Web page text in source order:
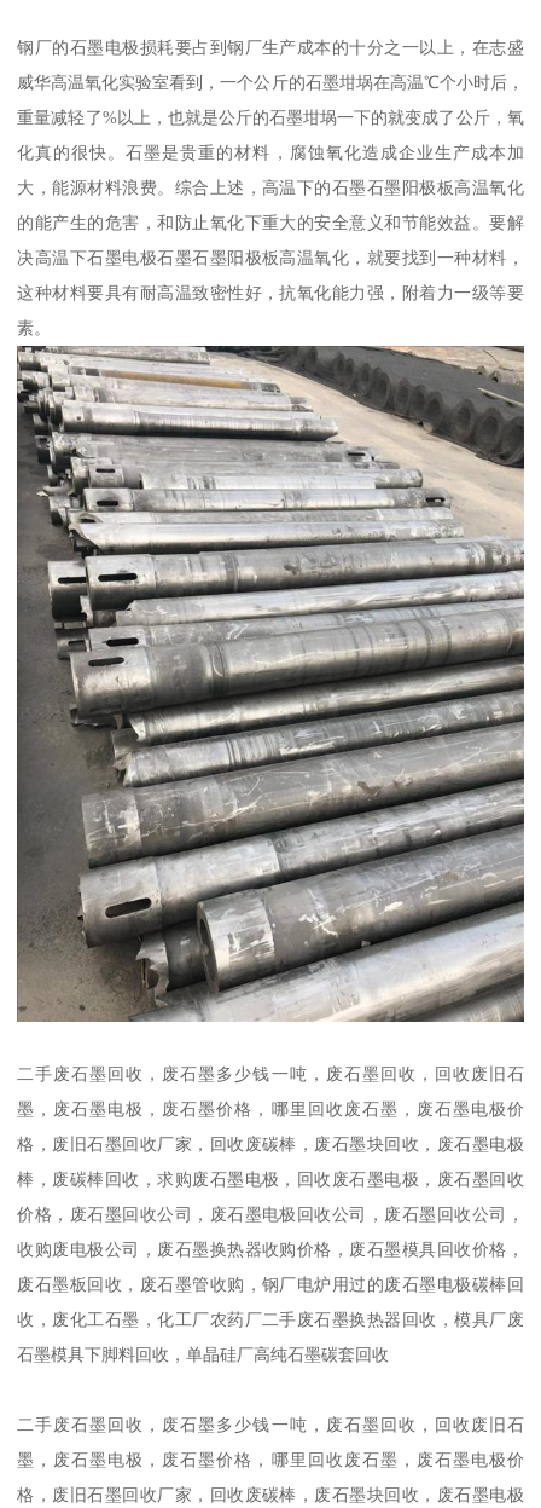
钢厂的石墨电极损耗要占到钢厂生产成本的十分之一以上，在志盛
威华高温氧化实验室看到，一个公斤的石墨坩埚在高温℃个小时后，
重量减轻了%以上，也就是公斤的石墨坩埚一下的就变成了公斤，氧
化真的很快。石墨是贵重的材料，腐蚀氧化造成企业生产成本加
大，能源材料浪费。综合上述，高温下的石墨石墨阳极板高温氧化
的能产生的危害，和防止氧化下重大的安全意义和节能效益。要解
决高温下石墨电极石墨石墨阳极板高温氧化，就要找到一种材料，
这种材料要具有耐高温致密性好，抗氧化能力强，附着力一级等要
素。
二手废石墨回收，废石墨多少钱一吨，废石墨回收，回收废旧石
墨，废石墨电极，废石墨价格，哪里回收废石墨，废石墨电极价
格，废旧石墨回收厂家，回收废碳棒，废石墨块回收，废石墨电极
棒，废碳棒回收，求购废石墨电极，回收废石墨电极，废石墨回收
价格，废石墨回收公司，废石墨电极回收公司，废石墨回收公司，
收购废电极公司，废石墨换热器收购价格，废石墨模具回收价格，
废石墨板回收，废石墨管收购，钢厂电炉用过的废石墨电极碳棒回
收，废化工石墨，化工厂农药厂二手废石墨换热器回收，模具厂废
石墨模具下脚料回收，单晶硅厂高纯石墨碳套回收
二手废石墨回收，废石墨多少钱一吨，废石墨回收，回收废旧石
墨，废石墨电极，废石墨价格，哪里回收废石墨，废石墨电极价
格，废旧石墨回收厂家，回收废碳棒，废石墨块回收，废石墨电极